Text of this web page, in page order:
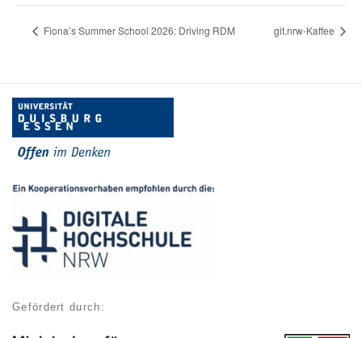
Fiona’s Summer School 2026: Driving RDM git.nrw-Kaffee
Gefördert durch: